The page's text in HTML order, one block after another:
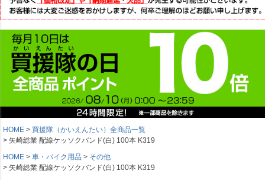
HOME
買援隊（かいえんたい）全商品一覧
矢崎総業 配線ケッソクバンド(白) 100本 K319
HOME
車・バイク用品
その他
矢崎総業 配線ケッソクバンド(白) 100本 K319